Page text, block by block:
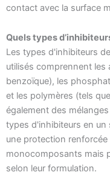
contact avec la surface
Quels types
Les types d'inhibiteurs
utilisés comprennent les
benzoïque), les
et les polymères (tels
également des
types d'inhibiteurs en
une protection
monocomposants mais
selon leur formulation.